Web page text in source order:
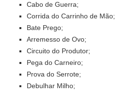
Cabo de Guerra;
Corrida do Carrinho de Mão;
Bate Prego;
Arremesso de Ovo;
Circuito do Produtor;
Pega do Carneiro;
Prova do Serrote;
Debulhar Milho;